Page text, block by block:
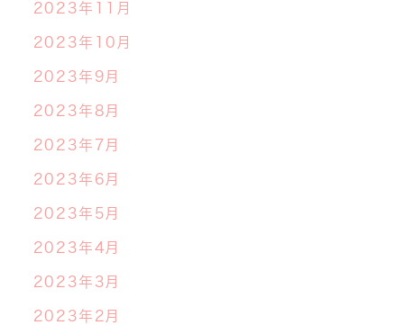
2023年11月
2023年10月
2023年9月
2023年8月
2023年7月
2023年6月
2023年5月
2023年4月
2023年3月
2023年2月